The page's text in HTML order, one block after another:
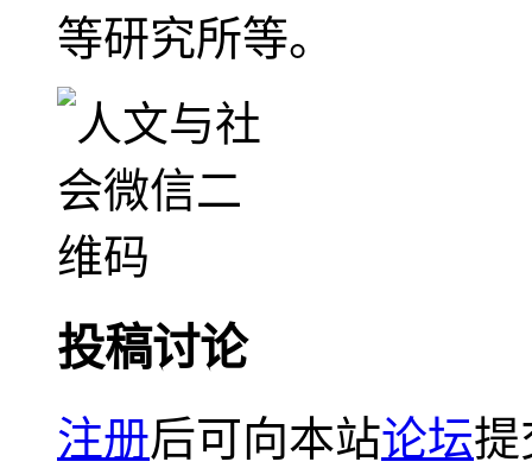
等研究所等。
投稿讨论
注册后可向本站论坛提